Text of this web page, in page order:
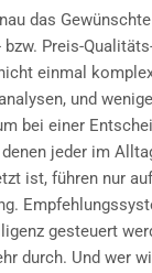
das
Preis-
einmal
und
bei einer
jeder im
ist, führen nur
gesteuert
durch. Und wer